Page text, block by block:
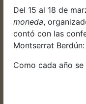
Del 15 al 18 de
moneda,
contó con las
Montserrat Berdún:
Como cada año